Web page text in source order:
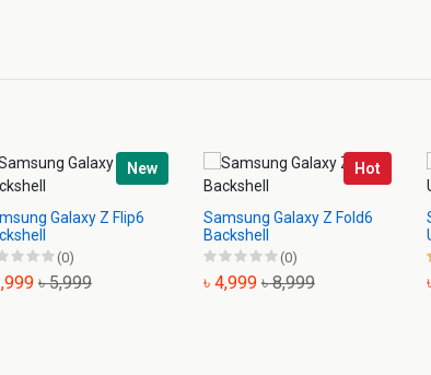
New
Galaxy Z Flip6
(0)
৳ 5,999
Hot
Samsung Galaxy Z Fold6
Backshell
(0)
৳ 4,999 ৳ 8,999